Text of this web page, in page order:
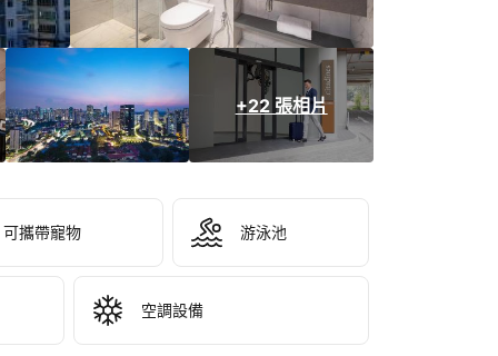
+22 張相片
可攜帶寵物 游泳池
空調設備